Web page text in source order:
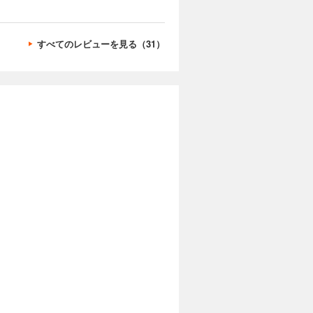
すべてのレビューを見る（31）